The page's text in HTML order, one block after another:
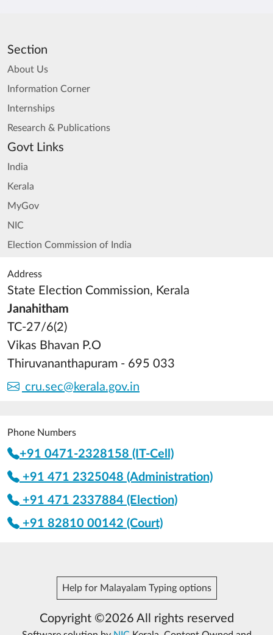
Section
About Us
Information Corner
Internships
Research & Publications
Govt Links
India
Kerala
MyGov
NIC
Election Commission of India
Address
State Election Commission, Kerala
Janahitham
TC-27/6(2)
Vikas Bhavan P.O
Thiruvananthapuram - 695 033
cru.sec@kerala.gov.in
Phone Numbers
+91 0471-2328158 (IT-Cell)
+91 471 2325048 (Administration)
+91 471 2337884 (Election)
+91 82810 00142 (Court)
Help for Malayalam Typing options
Copyright ©2026 All rights reserved